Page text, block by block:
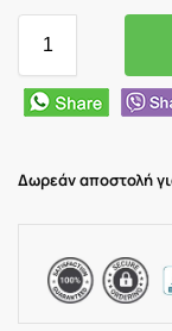
Δωρεάν αποστολή